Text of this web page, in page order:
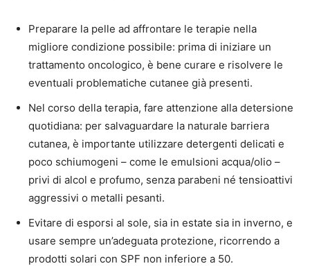
Preparare la pelle ad affrontare le terapie nella
migliore condizione possibile: prima di iniziare un
trattamento oncologico, è bene curare e risolvere le
eventuali problematiche cutanee già presenti.
Nel corso della terapia, fare attenzione alla detersione
quotidiana: per salvaguardare la naturale barriera
cutanea, è importante utilizzare detergenti delicati e
poco schiumogeni – come le emulsioni acqua/olio –
privi di alcol e profumo, senza parabeni né tensioattivi
aggressivi o metalli pesanti.
Evitare di esporsi al sole, sia in estate sia in inverno, e
usare sempre un’adeguata protezione, ricorrendo a
prodotti solari con SPF non inferiore a 50.